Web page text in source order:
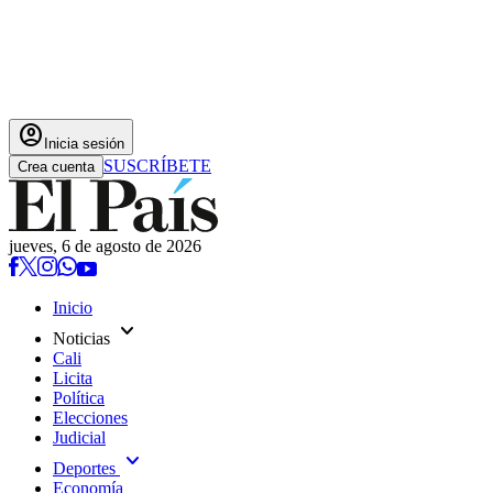
account_circle Inicia sesión
Crea cuenta SUSCRÍBETE
jueves, 6 de agosto de 2026
Inicio
Noticias expand_more
Cali
Licita
Política
Elecciones
Judicial
Deportes expand_more
Economía